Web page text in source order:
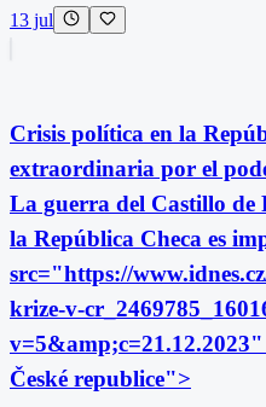
13 jul
Crisis política en la
extraordinaria por el
La guerra del Castillo de
la República Checa es
src="https://
krize-v-
České republice">